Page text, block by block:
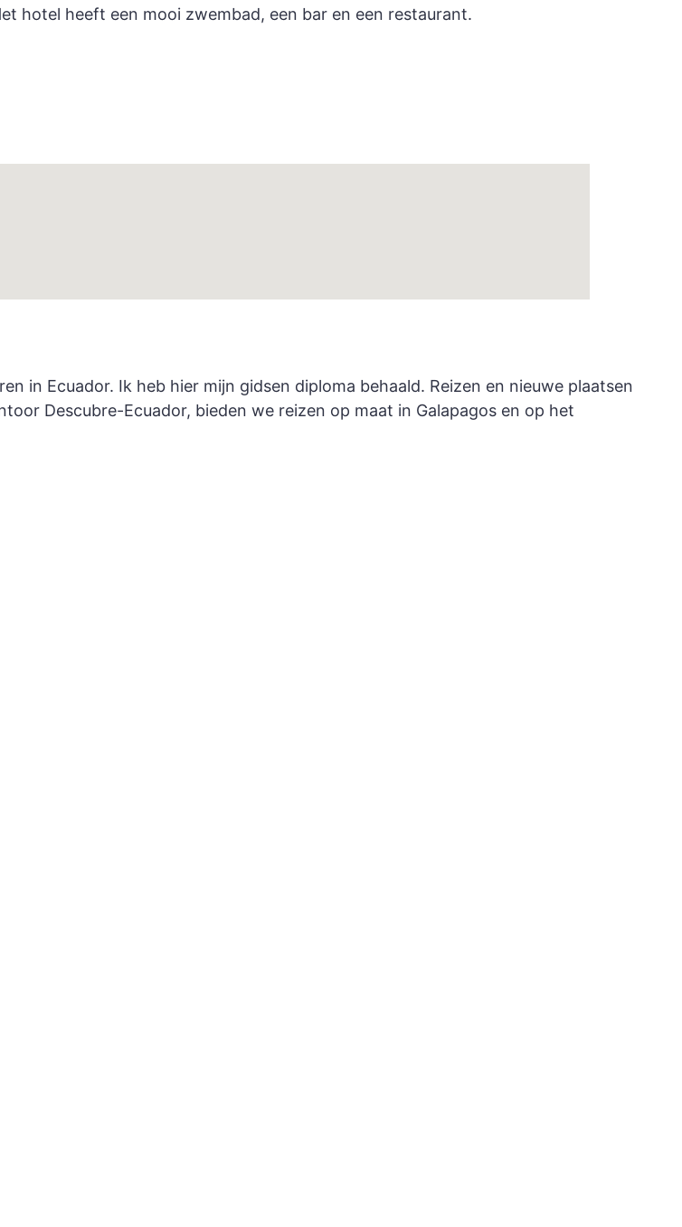
hotel heeft een mooi zwembad, een bar en een restaurant.
in Ecuador. Ik heb hier mijn gidsen diploma behaald. Reizen en nieuwe plaatsen
Descubre-Ecuador, bieden we reizen op maat in Galapagos en op het